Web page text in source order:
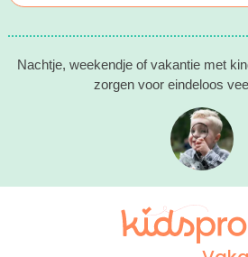
Nachtje, weekendje of vakantie met
zorgen voor eindeloos